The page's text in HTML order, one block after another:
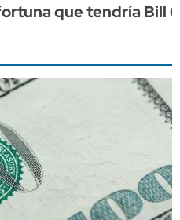
que tendría Bill